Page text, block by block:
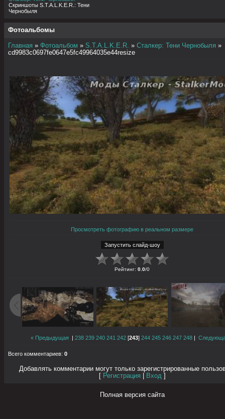
Скриншоты S.T.A.L.K.E.R.: Тени
Чернобыля
Фотоальбомы
Главная » Фотоальбом » S.T.A.L.K.E.R. » Сталкер: Тени Чернобыля »
cd9983c0697fe0647e5fc49964035e44resize
Просмотреть фотографию в реальном размере
Рейтинг: 0.0/0
« Предыдущая |238 239 240 241 242 [243]244 245 246 247 248 |
Всего комментариев: 0
Добавлять комментарии могут только зарегистрированные
Регистрация Вход
Полная версия сайта